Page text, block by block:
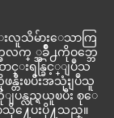
းလူသိမ်ားေသာကြ
အလက္ ္အခ်ိဳ႕ကိုဝဘ္ဘေ
ာင္းရန္ခြင့္ျပဳသ
န္တီးၿပီးအသုံးျပဳသူ
ျပန္လည္ရယူၿပီး စုေ
သို႔ေပးပို႔သည္။